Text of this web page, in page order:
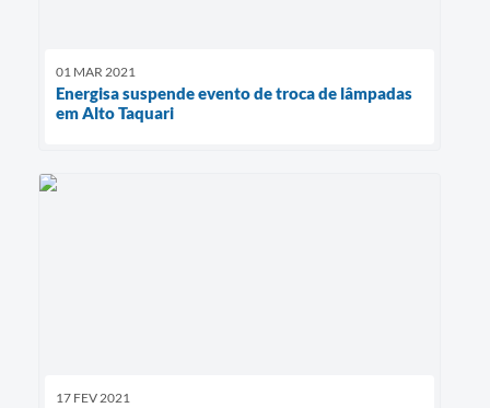
01 MAR 2021
Energisa suspende evento de troca de lâmpadas
em Alto Taquari
17 FEV 2021